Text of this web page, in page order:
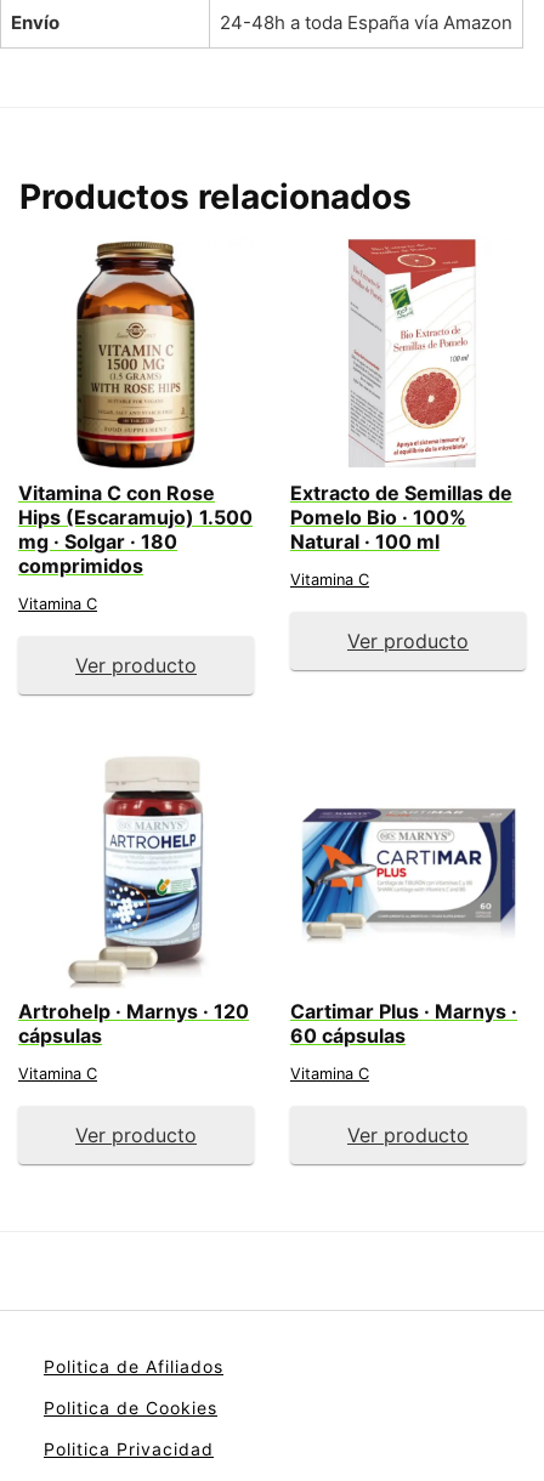
Envío 24-48h a toda España vía Amazon
Productos relacionados
Vitamina C con Rose
Hips (Escaramujo) 1.500
mg · Solgar · 180
comprimidos
Vitamina C
Ver producto
Extracto de Semillas de
Pomelo Bio · 100%
Natural · 100 ml
Vitamina C
Ver producto
Artrohelp · Marnys · 120
cápsulas
Vitamina C
Ver producto
Cartimar Plus · Marnys ·
60 cápsulas
Vitamina C
Ver producto
Politica de Afiliados
Politica de Cookies
Politica Privacidad